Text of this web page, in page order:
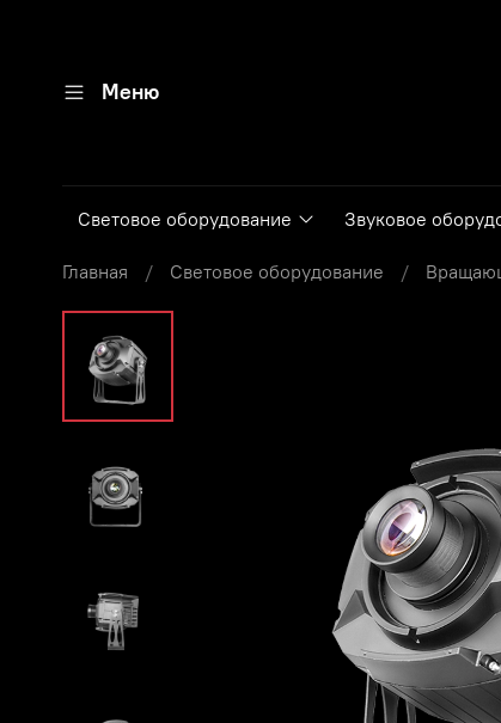
Меню
Световое оборудование Звуковое
Главная Световое оборудование